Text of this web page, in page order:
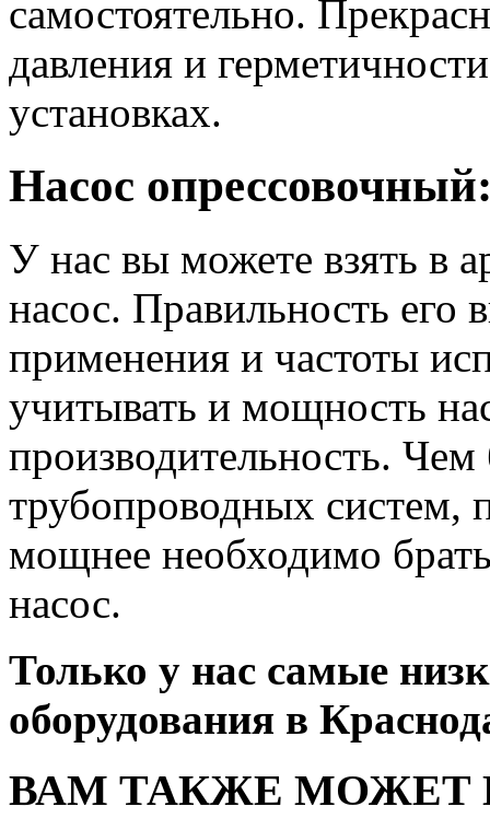
самостоятельно.
давления и
установках.
Насос
У нас вы можете взять в
насос. Правильность его
применения и частоты
учитывать и мощность
производительность.
трубопроводных систем,
мощнее необходимо
насос.
Только у нас самые
оборудования в
ВАМ ТАКЖЕ МОЖЕТ